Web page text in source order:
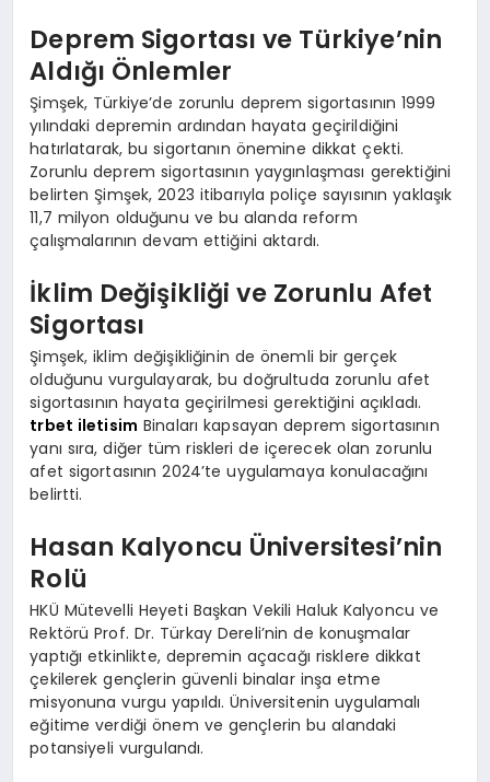
Deprem Sigortası ve Türkiye’nin
Aldığı Önlemler
Şimşek, Türkiye’de zorunlu deprem sigortasının 1999
yılındaki depremin ardından hayata geçirildiğini
hatırlatarak, bu sigortanın önemine dikkat çekti.
Zorunlu deprem sigortasının yaygınlaşması gerektiğini
belirten Şimşek, 2023 itibarıyla poliçe sayısının yaklaşık
11,7 milyon olduğunu ve bu alanda reform
çalışmalarının devam ettiğini aktardı.
İklim Değişikliği ve Zorunlu Afet
Sigortası
Şimşek, iklim değişikliğinin de önemli bir gerçek
olduğunu vurgulayarak, bu doğrultuda zorunlu afet
sigortasının hayata geçirilmesi gerektiğini açıkladı.
trbet iletisim Binaları kapsayan deprem sigortasının
yanı sıra, diğer tüm riskleri de içerecek olan zorunlu
afet sigortasının 2024’te uygulamaya konulacağını
belirtti.
Hasan Kalyoncu Üniversitesi’nin
Rolü
HKÜ Mütevelli Heyeti Başkan Vekili Haluk Kalyoncu ve
Rektörü Prof. Dr. Türkay Dereli’nin de konuşmalar
yaptığı etkinlikte, depremin açacağı risklere dikkat
çekilerek gençlerin güvenli binalar inşa etme
misyonuna vurgu yapıldı. Üniversitenin uygulamalı
eğitime verdiği önem ve gençlerin bu alandaki
potansiyeli vurgulandı.